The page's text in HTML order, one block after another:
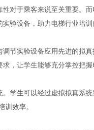
对于乘客来说至关重要
验设备，助力电梯行业培训
节实验设备应用先进的拟
，让学生能够充分掌控把握
学生可以经过虚拟拟真
训效率。